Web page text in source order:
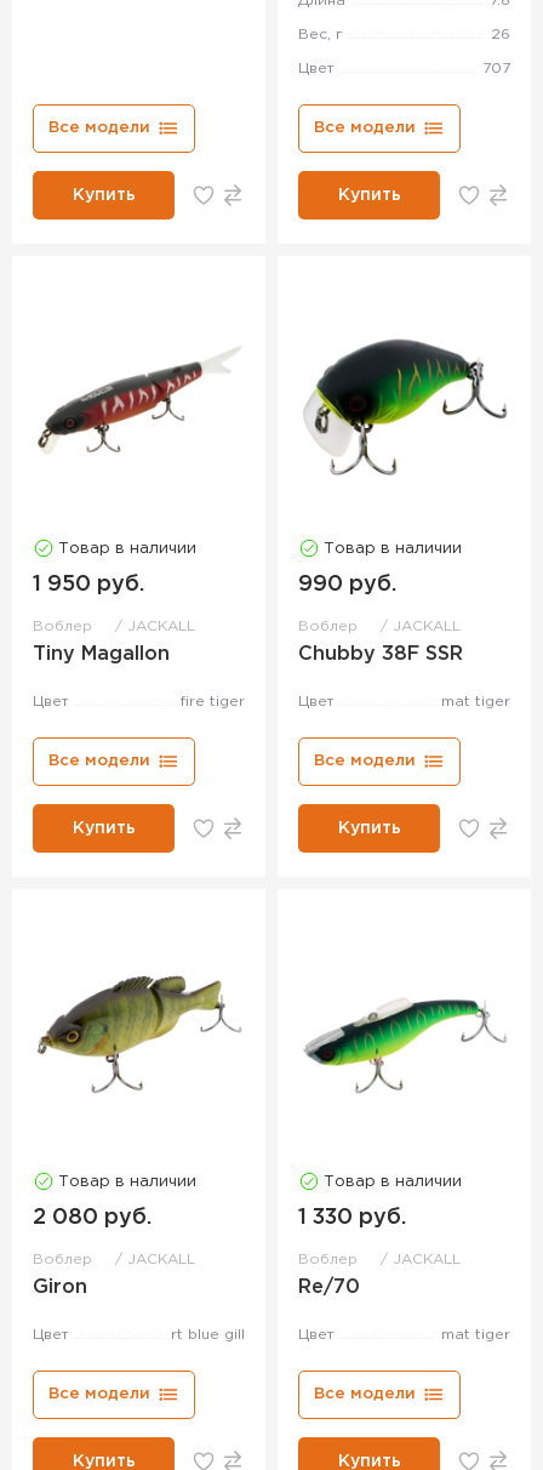
Все модели
Купить
Вес, г 26
Цвет 707
Все модели
Купить
Товар в наличии
1 950 руб.
Воблер JACKALL
Tiny Magallon
Цвет fire tiger
Все модели
Купить
Товар в наличии
990 руб.
Воблер JACKALL
Chubby 38F SSR
Цвет mat tiger
Все модели
Купить
Товар в наличии
2 080 руб.
Воблер JACKALL
Giron
Цвет rt blue gill
Все модели
Купить
Товар в наличии
1 330 руб.
Воблер JACKALL
Re/70
Цвет mat tiger
Все модели
Купить